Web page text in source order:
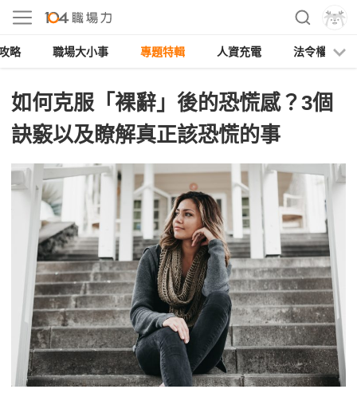
略 職場大小事 專題特輯 人資充電 法令權益
如何克服「裸辭」後的恐慌感？3個
訣竅以及瞭解真正該恐慌的事